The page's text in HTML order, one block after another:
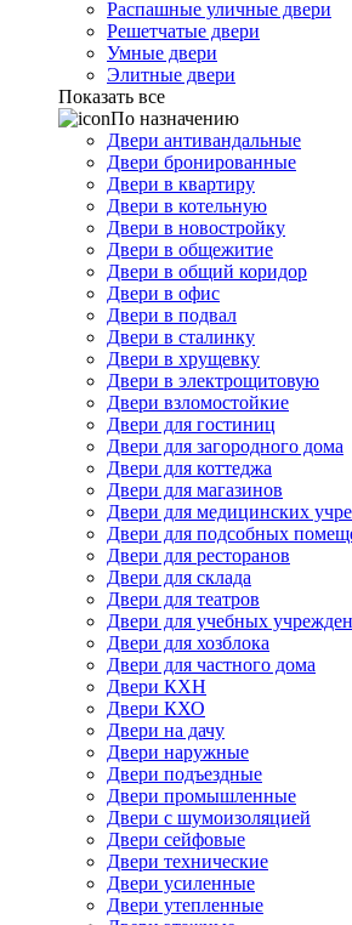
Распашные уличные двери
Решетчатые двери
Умные двери
Элитные двери
Показать все
По назначению
Двери антивандальные
Двери бронированные
Двери в квартиру
Двери в котельную
Двери в новостройку
Двери в общежитие
Двери в общий коридор
Двери в офис
Двери в подвал
Двери в сталинку
Двери в хрущевку
Двери в электрощитовую
Двери взломостойкие
Двери для гостиниц
Двери для загородного дома
Двери для коттеджа
Двери для магазинов
Двери для медицинских
Двери для подсобных
Двери для ресторанов
Двери для склада
Двери для театров
Двери для учебных
Двери для хозблока
Двери для частного дома
Двери КХН
Двери КХО
Двери на дачу
Двери наружные
Двери подъездные
Двери промышленные
Двери с шумоизоляцией
Двери сейфовые
Двери технические
Двери усиленные
Двери утепленные